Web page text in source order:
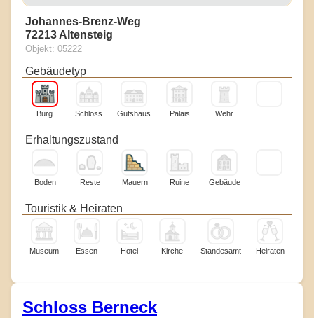
Johannes-Brenz-Weg
72213 Altensteig
Objekt: 05222
Gebäudetyp
Burg Schloss Gutshaus Palais Wehr
Erhaltungszustand
Boden Reste Mauern Ruine Gebäude
Touristik & Heiraten
Museum Essen Hotel Kirche Standesamt Heiraten
Schloss Berneck